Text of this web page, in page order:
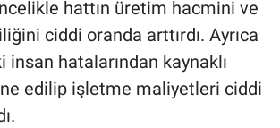
hattın üretim hacmini ve
ciddi oranda arttırdı. Ayrıca
insan hatalarından kaynaklı
edilip işletme maliyetleri ciddi